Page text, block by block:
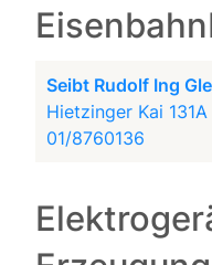
Seibt Rudolf Ing
Hietzinger Kai 131A
01/8760136